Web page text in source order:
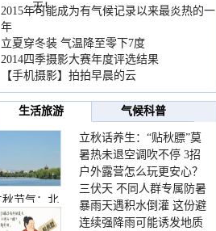
灭！
2015年可能成为有气候记录以来最炎热的一
年
立夏穿冬装 气温降至零下7度
2014四季摄影大赛年度评选结果
【手机摄影】拍拍早晨的云
生活旅游 气候科普
秋节气：北
立秋话养生：“贴秋膘”莫
着急 先清暑再防燥
暑热未退空调吹不停 3招
护住肩颈不酸痛
户外露营怎么玩更安心？
这份攻略请收好
三伏天 不同人群专属防暑
要点请收好
暴雨天遇积水倒灌 这份避
险提示请收好
连续强降雨可能诱发地质